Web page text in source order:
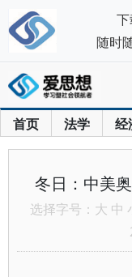
首页 法学 经
冬日：中美
选择字号： 大 中
随时